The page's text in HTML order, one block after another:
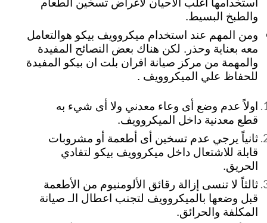
والطبخ البسيط.
ومن المهم عند استخدام ميكروويف بيكو هوالتعامل
معه بعناية وحذر. لكن هناك بعض النصائح المفيدة
والمهمة من مركز صيانة افران بلت ان بيكو المفيدة
للحفاظ علي الميكروويف .
اولاً عدم وضع أى وعاء معدني ولا أى شيء به
قطع معدنية داخل الميكروويف.
ثانياً يرجي عدم تسخين أى أطعمة أو مشروبات
قابلة للاشتعال داخل ميكروويف بيكو لتفادي
الحريق.
ثالثاً لا تنسى إزالة رقائق الألومنيوم من الأطعمة
قبل وضعها بالميكروويف لتجنب اعطال الـ صيانة
المكلفة والحرائق.